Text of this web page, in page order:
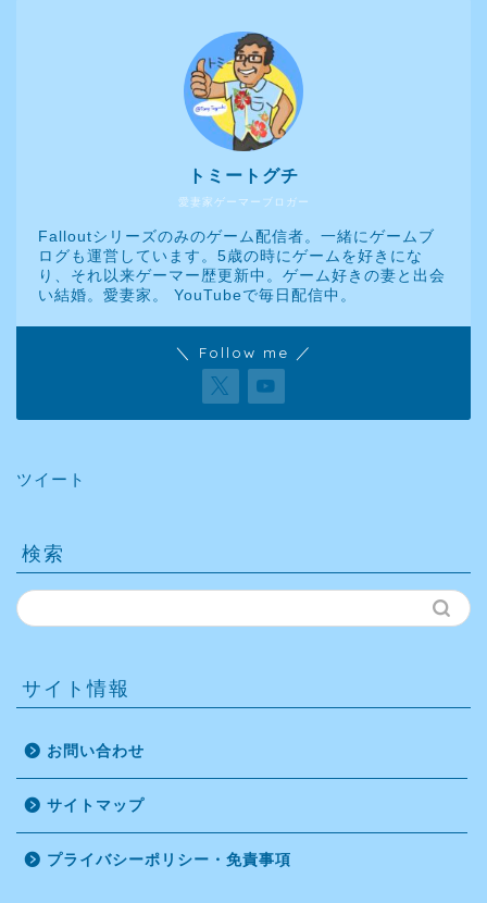
愛妻家ゲーマーブロガー
トミートグチ
Falloutシリーズのみのゲーム配信者。一緒にゲームブ
ログも運営しています。5歳の時にゲームを好きにな
り、それ以来ゲーマー歴更新中。ゲーム好きの妻と出会
い結婚。愛妻家。 YouTubeで毎日配信中。
＼ Follow me ／
ツイート
検索
サイト情報
お問い合わせ
サイトマップ
プライバシーポリシー・免責事項